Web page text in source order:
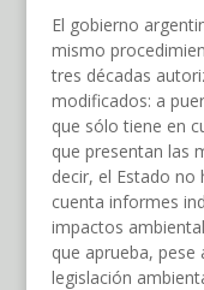
El gobierno
mismo
tres décadas
modificados: a
que sólo tiene en
que presentan las
decir, el Estado no
cuenta informes
impactos
que aprueba, pese
legislación